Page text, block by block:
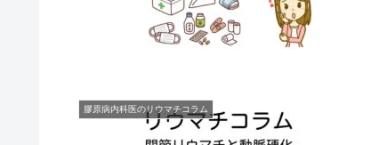
膠原病内科医のリウマチコラム